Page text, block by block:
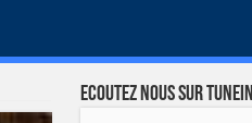
Ecoutez nous sur TuneIn